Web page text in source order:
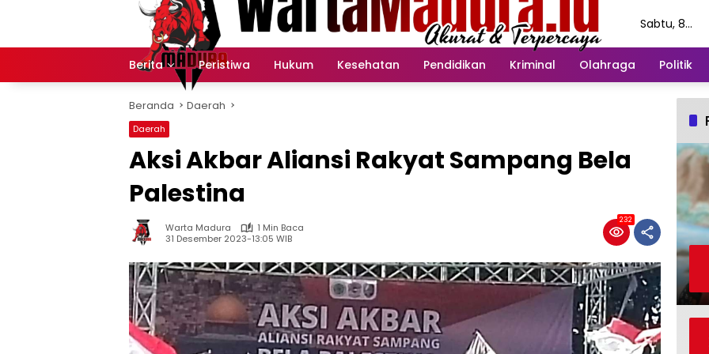
Sabtu, 8
Berita Peristiwa Hukum Kesehatan Pendidikan Kriminal Olahraga Politik
Beranda Daerah
Daerah
Aksi Akbar Aliansi Rakyat Sampang Bela
Palestina
Warta Madura
1 Min Baca
31 Desember 2023-13:05 WIB
232